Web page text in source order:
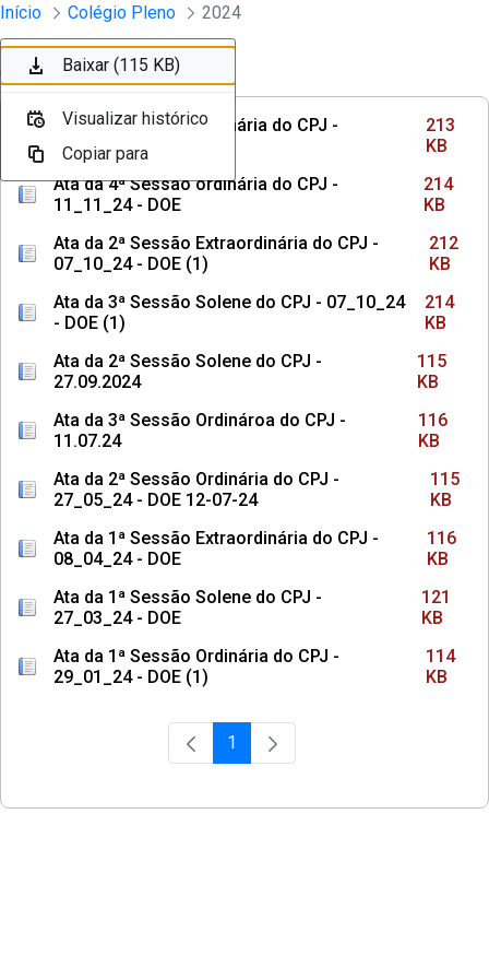
Pular para o Conteúdo principal
Sessões e Reuniões - Documentos
Início Colégio Pleno 2024
Ordenar Filtro
Ata da 5ª Sessão ordinária do CPJ -
25_11_24 - DOE (1)
213
KB
Ata da 4ª Sessão ordinária do CPJ -
11_11_24 - DOE
214
KB
Ata da 2ª Sessão Extraordinária do CPJ -
07_10_24 - DOE (1)
212
KB
Ata da 3ª Sessão Solene do CPJ - 07_10_24
- DOE (1)
214
KB
Ata da 2ª Sessão Solene do CPJ -
27.09.2024
115
KB
Ata da 3ª Sessão Ordinároa do CPJ -
11.07.24
116
KB
Ata da 2ª Sessão Ordinária do CPJ -
27_05_24 - DOE 12-07-24
115
KB
Ata da 1ª Sessão Extraordinária do CPJ -
08_04_24 - DOE
116
KB
Ata da 1ª Sessão Solene do CPJ -
27_03_24 - DOE
121
KB
Ata da 1ª Sessão Ordinária do CPJ -
29_01_24 - DOE (1)
114
KB
Página
1
Baixar (213 KB)
Visualizar histórico
Copiar para
Baixar (214 KB)
Visualizar histórico
Copiar para
Baixar (212 KB)
Visualizar histórico
Copiar para
Baixar (214 KB)
Visualizar histórico
Copiar para
Baixar (115 KB)
Visualizar histórico
Copiar para